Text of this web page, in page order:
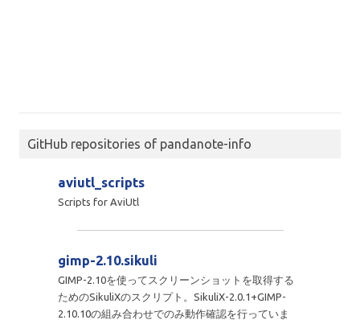
GitHub repositories of pandanote-info
aviutl_scripts
Scripts for AviUtl
gimp-2.10.sikuli
GIMP-2.10を使ってスクリーンショットを取得する
ためのSikuliXのスクリプト。SikuliX-2.0.1+GIMP-
2.10.10の組み合わせでのみ動作確認を行っていま